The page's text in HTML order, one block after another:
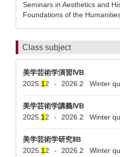
Seminars in Aesthetics and
Foundations of the
Class subject
美学芸術学演習ⅣB
2025. 1 2 - 2026.2 Winter
美学芸術学講義ⅣB
2025. 1 2 - 2026.2 Winter
美学芸術学研究ⅡB
2025. 1 2 - 2026.2 Winter